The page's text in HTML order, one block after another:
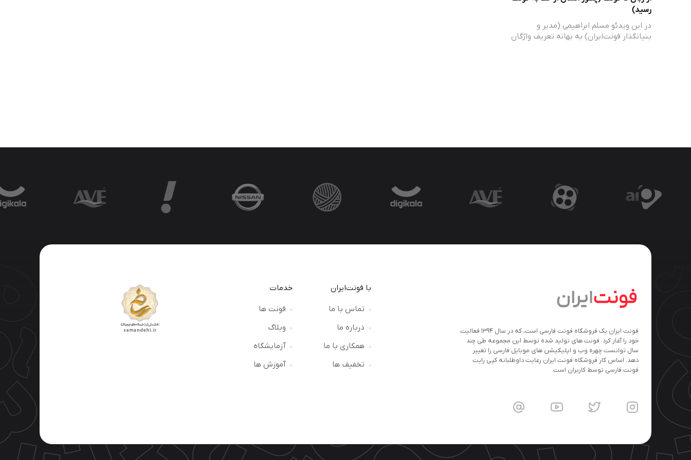
رسید)
در این ویدئو مسلم ابراهیمی (مدیر و
بنیانگذار فونت‌ایران) به بهانه تعریف واژگان
فونت ایران یک فروشگاه فونت فارسی است، که در سال ۱۳۹۴ فعالیت
خود را آغاز کرد. فونت های تولید شده توسط این مجموعه طی چند
سال توانست چهره وب و اپلیکیشن های موبایل فارسی را تغییر
دهد. اساس کار فروشگاه فونت ایران رعایت داوطلبانه کپی رایت
فونت فارسی توسط کاربران است.
با فونت‌ایران
تماس با ما
درباره ما
همکاری با ما
تخفیف ها
خدمات
فونت ها
وبلاگ
آزمایشگاه
آموزش ها